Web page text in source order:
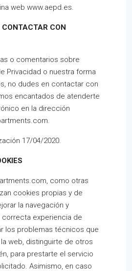
web www.aepd.es.
CONTACTAR CON
o comentarios sobre
Privacidad o nuestra forma
no dudes en contactar con
encantados de atenderte
en la dirección
17/04/2020.
como otras
cookies propias y de
la navegación y
correcta experiencia de
los problemas técnicos que
web, distinguirte de otros
para prestarte el servicio
Asimismo, en caso